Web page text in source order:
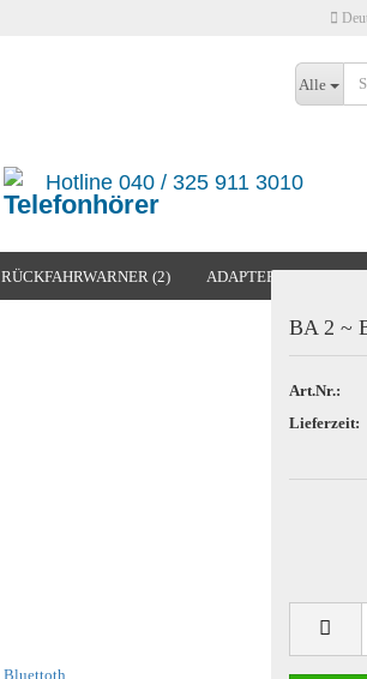
Passwort vergessen?
Alle
Hotline 040 / 325 911 3010
RÜCKFAHRWARNER (2) ADAPTER & KABEL
BA 2 ~
Art.Nr.:
Lieferzeit: